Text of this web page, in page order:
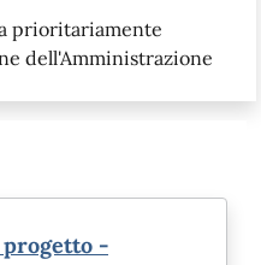
prioritariamente
dell'Amministrazione
progetto -